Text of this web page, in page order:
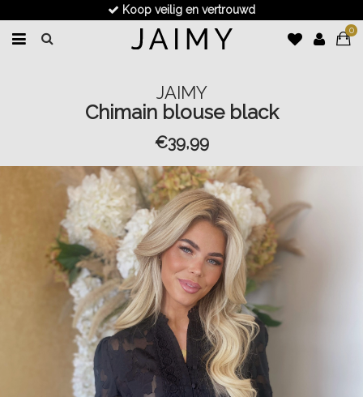
Koop veilig en vertrouwd
0
JAIMY
Chimain blouse black
€39,99